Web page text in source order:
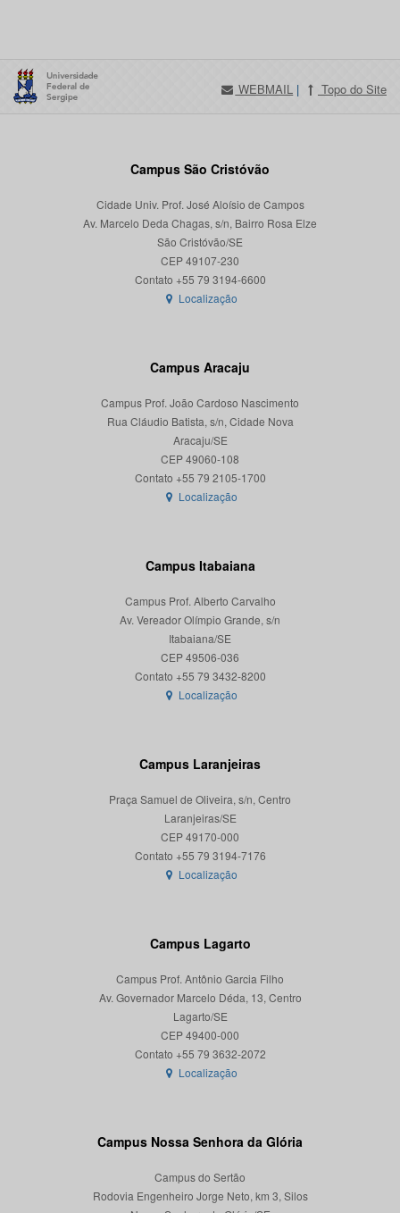
WEBMAIL | Topo do Site
Campus São Cristóvão
Cidade Univ. Prof. José Aloísio de Campos
Av. Marcelo Deda Chagas, s/n, Bairro Rosa Elze
São Cristóvão/SE
CEP 49107-230
Localização
Campus Aracaju
Campus Prof. João Cardoso Nascimento
Rua Cláudio Batista, s/n, Cidade Nova
Aracaju/SE
CEP 49060-108
Localização
Campus Itabaiana
Campus Prof. Alberto Carvalho
Av. Vereador Olímpio Grande, s/n
Itabaiana/SE
CEP 49506-036
Localização
Campus Laranjeiras
Praça Samuel de Oliveira, s/n, Centro
Laranjeiras/SE
CEP 49170-000
Localização
Campus Lagarto
Campus Prof. Antônio Garcia Filho
Av. Governador Marcelo Déda, 13, Centro
Lagarto/SE
CEP 49400-000
Localização
Campus Nossa Senhora da Glória
Campus do Sertão
Rodovia Engenheiro Jorge Neto, km 3, Silos
Nossa Senhora da Glória/SE